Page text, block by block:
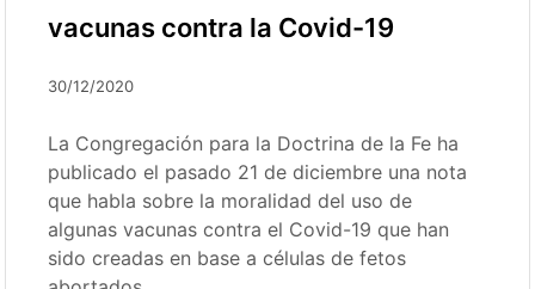
vacunas contra la Covid-19
30/12/2020
La Congregación para la Doctrina de la Fe ha
publicado el pasado 21 de diciembre una nota
que habla sobre la moralidad del uso de
algunas vacunas contra el Covid-19 que han
sido creadas en base a células de fetos